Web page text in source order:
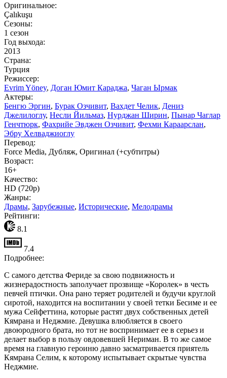
Оригинальное:
Çalıkuşu
Сезоны:
1 сезон
Год выхода:
2013
Страна:
Турция
Режиссер:
Evrim Yöney, Доган Юмит Караджа, Чаган Ырмак
Актеры:
Бенгю Эргин, Бурак Озчивит, Вахдет Челик, Дениз
Джелилоглу, Несли Йильмаз, Нурджан Ширин, Пынар Чаглар
Генчтюрк, Фахрийе Эвджен Озчивит, Фехми Караарслан,
Эбру Хелваджиоглу
Перевод:
Force Media, Дубляж, Оригинал (+субтитры)
Возраст:
16+
Качество:
HD (720p)
Жанры:
Драмы, Зарубежные, Исторические, Мелодрамы
Рейтинги:
8.1
7.4
Подробнее:
С самого детства Фериде за свою подвижность и
жизнерадостность заполучает прозвище «Королек» в честь
певчей птички. Она рано теряет родителей и будучи круглой
сиротой, находится на воспитании у своей тетки Бесиме и ее
мужа Сейфеттина, которые растят двух собственных детей
Кямрана и Неджмие. Девушка влюбляется в своего
двоюродного брата, но тот не воспринимает ее в серьез и
делает выбор в пользу овдовевшей Нериман. В то же самое
время на главную героиню давно засматривается приятель
Кямрана Селим, к которому испытывает скрытые чувства
Неджмие.